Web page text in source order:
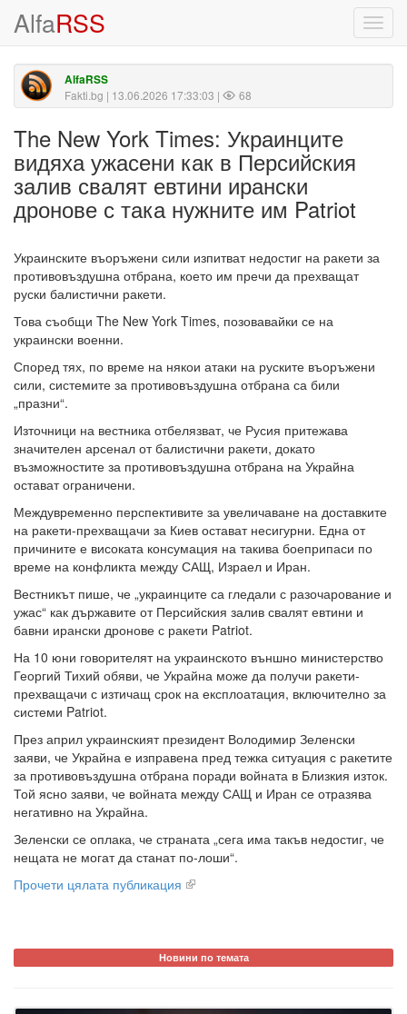
AlfaRSS
AlfaRSS
Fakti.bg | 13.06.2026 17:33:03 | 68
The New York Times: Украинците
видяха ужасени как в Персийския
залив свалят евтини ирански
дронове с така нужните им Patriot
Украинските въоръжени сили изпитват недостиг на ракети за
противовъздушна отбрана, което им пречи да прехващат
руски балистични ракети.
Това съобщи The New York Times, позовавайки се на
украински военни.
Според тях, по време на някои атаки на руските въоръжени
сили, системите за противовъздушна отбрана са били
„празни“.
Източници на вестника отбелязват, че Русия притежава
значителен арсенал от балистични ракети, докато
възможностите за противовъздушна отбрана на Украйна
остават ограничени.
Междувременно перспективите за увеличаване на доставките
на ракети-прехващачи за Киев остават несигурни. Една от
причините е високата консумация на такива боеприпаси по
време на конфликта между САЩ, Израел и Иран.
Вестникът пише, че „украинците са гледали с разочарование и
ужас“ как държавите от Персийския залив свалят евтини и
бавни ирански дронове с ракети Patriot.
На 10 юни говорителят на украинското външно министерство
Георгий Тихий обяви, че Украйна може да получи ракети-
прехващачи с изтичащ срок на експлоатация, включително за
системи Patriot.
През април украинският президент Володимир Зеленски
заяви, че Украйна е изправена пред тежка ситуация с ракетите
за противовъздушна отбрана поради войната в Близкия изток.
Той ясно заяви, че войната между САЩ и Иран се отразява
негативно на Украйна.
Зеленски се оплака, че страната „сега има такъв недостиг, че
нещата не могат да станат по-лоши“.
Прочети цялата публикация
Новини по темата